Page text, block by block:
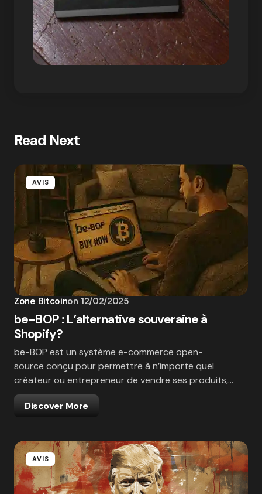
Read Next
AVIS
Zone Bitcoinon 12/02/2025
be-BOP : L’alternative souveraine à
Shopify?
be-BOP est un système e-commerce open-
source conçu pour permettre à n’importe quel
créateur ou entrepreneur de vendre ses produits,…
Discover More
AVIS